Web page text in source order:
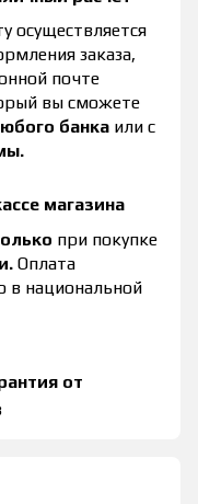
осуществляется
заказа,
почте
вы сможете
банка или с
магазина
при покупке
Оплата
в национальной
от